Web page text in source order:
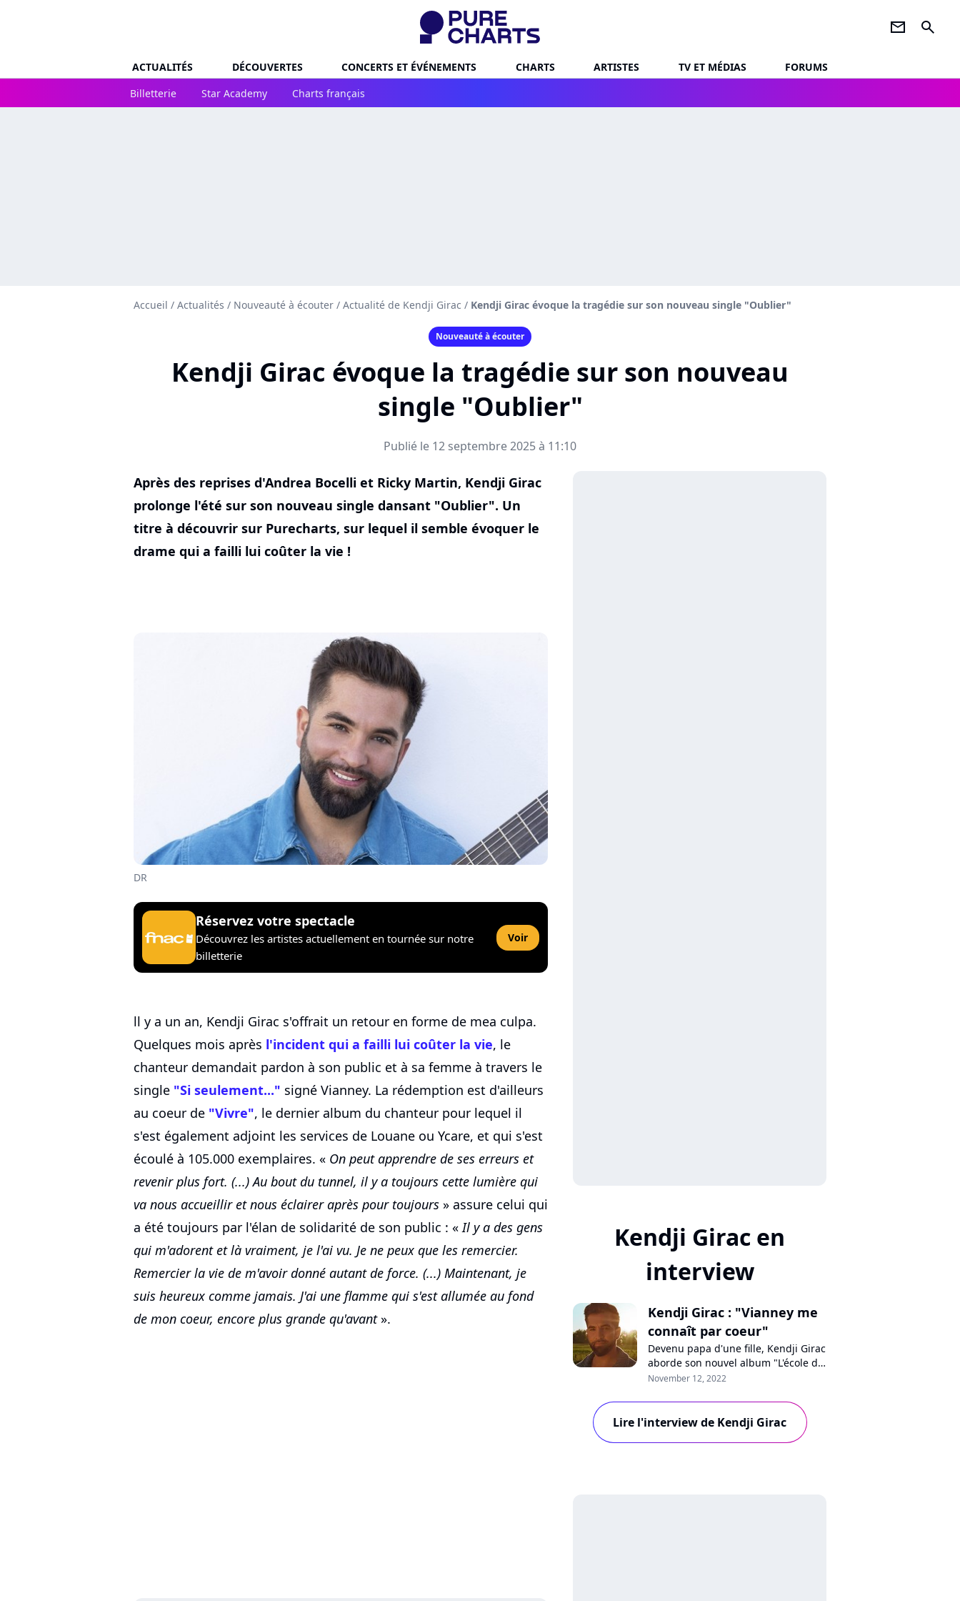
newsletter search
ACTUALITÉS DÉCOUVERTES CONCERTS ET ÉVÉNEMENTS CHARTS ARTISTES TV ET MÉDIAS
FORUMS
Billetterie
Star Academy Charts français
Accueil / Actualités / Nouveauté à écouter / Actualité de Kendji Girac / Kendji Girac évoque la tragédie sur son nouveau single "Oublier"
Nouveauté à écouter
Kendji Girac évoque la tragédie sur son nouveau
single "Oublier"
Publié le 12 septembre 2025 à 11:10
Après des reprises d'Andrea Bocelli et Ricky Martin, Kendji Girac
prolonge l'été sur son nouveau single dansant "Oublier". Un
titre à découvrir sur Purecharts, sur lequel il semble évoquer le
drame qui a failli lui coûter la vie !
DR
Réservez votre spectacle
Découvrez les artistes actuellement en tournée sur notre
billetterie
Voir
ll y a un an, Kendji Girac s'offrait un retour en forme de mea culpa.
Quelques mois après l'incident qui a failli lui coûter la vie, le
chanteur demandait pardon à son public et à sa femme à travers le
single "Si seulement..." signé Vianney. La rédemption est d'ailleurs
au coeur de "Vivre", le dernier album du chanteur pour lequel il
s'est également adjoint les services de Louane ou Ycare, et qui s'est
écoulé à 105.000 exemplaires. « On peut apprendre de ses erreurs et
revenir plus fort. (...) Au bout du tunnel, il y a toujours cette lumière qui
va nous accueillir et nous éclairer après pour toujours » assure celui qui
a été toujours par l'élan de solidarité de son public : «Il y a des gens
qui m'adorent et là vraiment, je l'ai vu. Je ne peux que les remercier.
Remercier la vie de m'avoir donné autant de force. (...) Maintenant, je
suis heureux comme jamais. J'ai une flamme qui s'est allumée au fond
de mon coeur, encore plus grande qu'avant».
Kendji Girac en
interview
Kendji Girac : "Vianney me
connaît par coeur"
Devenu papa d'une fille, Kendji Girac
aborde son nouvel album "L'école de
la vie" avec un regard nouveau. En
chanteur populaire détaille sa
nouvelle vie avec sa petite Eva,
revient sur sa propre enfance, son
November 12, 2022
Lire l'interview de Kendji Girac